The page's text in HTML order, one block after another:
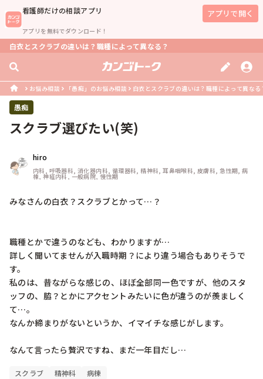
看護師だけの相談アプリ
アプリを無料でダウンロード！
アプリで開く
白衣とスクラブの違いは？職種によって異なる？
お悩み相談 「愚痴」のお悩み相談 白衣とスクラブの違いは？職種によって異なる
愚痴
スクラブ選びたい(笑)
hiro
内科, 呼吸器科, 消化器内科, 循環器科, 精神科, 耳鼻咽喉科, 皮膚科, 急性期, 病
棟, 神経内科, 一般病院, 慢性期
みなさんの白衣？スクラブとかって…？
職種とかで違うのなども、わかりますが…
詳しく聞いてませんが入職時期？により違う場合もありそうで
す。
私のは、昔ながらな感じの、ほぼ全部同一色ですが、他のスタ
ッフの、脇？とかにアクセントみたいに色が違うのが羨ましく
て…。
なんか締まりがないというか、イマイチな感じがします。
スクラブ 精神科 病棟